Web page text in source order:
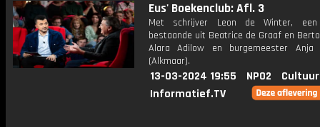
Eus' Boekenclub: Afl. 3
Met schrijver Leon de Winter, een
bestaande uit Beatrice de Graaf en
Alara Adilow en burgemeester Anja
(Alkmaar).
13-03-2024 19:55 NPO2
Informatief.TV